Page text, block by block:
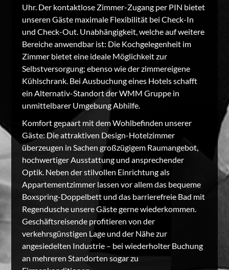
Uhr. Der kontaktlose Zimmer-Zugang per PIN bietet
unseren Gäste maximale Flexibilität bei Check-In
und Check-Out. Unabhängigkeit, welche auf weitere
Bereiche anwendbar ist: Die Kochgelegenheit im
Zimmer bietet eine ideale Möglichkeit zur
Selbstversorgung; ebenso wie der zimmereigene
Kühlschrank. Bei Ausbuchung eines Hotels schafft
ein Alternativ-Standort der WMM Gruppe in
unmittelbarer Umgebung Abhilfe.
Komfort gepaart mit dem Wohlbefinden unserer
Gäste: Die attraktiven Design-Hotelzimmer
überzeugen in Sachen großzügigem Raumangebot,
hochwertiger Ausstattung und ansprechender
Optik. Neben der stilvollen Einrichtung als
Appartementzimmer lassen vor allem das bequeme
Boxspring-Doppelbett und das barrierefreie Bad mit
Regendusche unsere Gäste gerne wiederkommen.
Geschäftsreisende profitieren von der
verkehrsgünstigen Lage und der Nähe zur
angesiedelten Industrie – bei wiederholter Buchung
an mehreren Standorten sogar zu